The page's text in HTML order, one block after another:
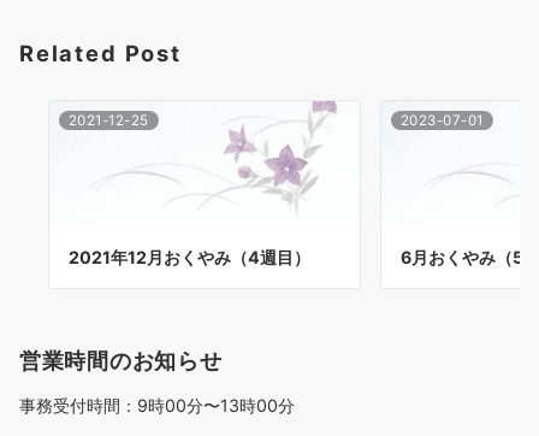
ン
Related Post
2021-12-25
2021年12月おくやみ（4週目）
2023-07-01
6月おくやみ（5
営業時間のお知らせ
事務受付時間：9時00分〜13時00分